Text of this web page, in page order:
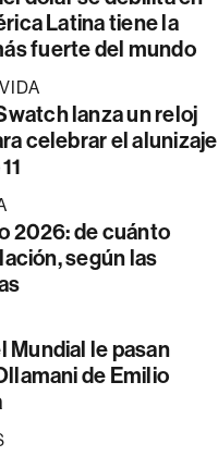
Latina tiene la
fuerte del mundo
lanza un reloj
celebrar el alunizaje
2026: de cuánto
según las
Mundial le pasan
de Emilio